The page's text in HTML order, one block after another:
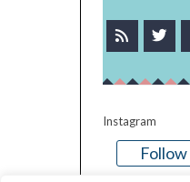
Instagram
Follow